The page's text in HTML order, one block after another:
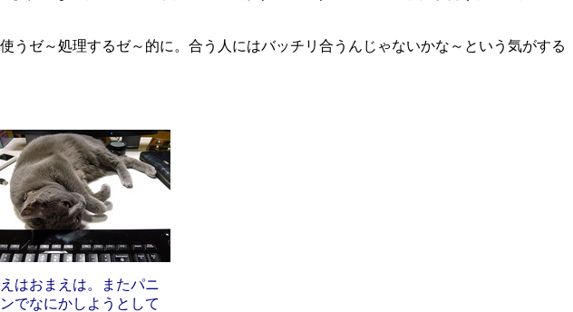
ゼ～処理するゼ～的に。合う人にはバッチリ合うんじゃないかな～という気がする
はおまえは。またパニ
でなにかしようとして